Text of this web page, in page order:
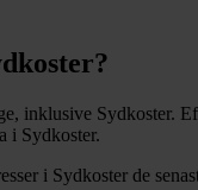
?
inklusive Sydkoster.
i Sydkoster.
i Sydkoster de